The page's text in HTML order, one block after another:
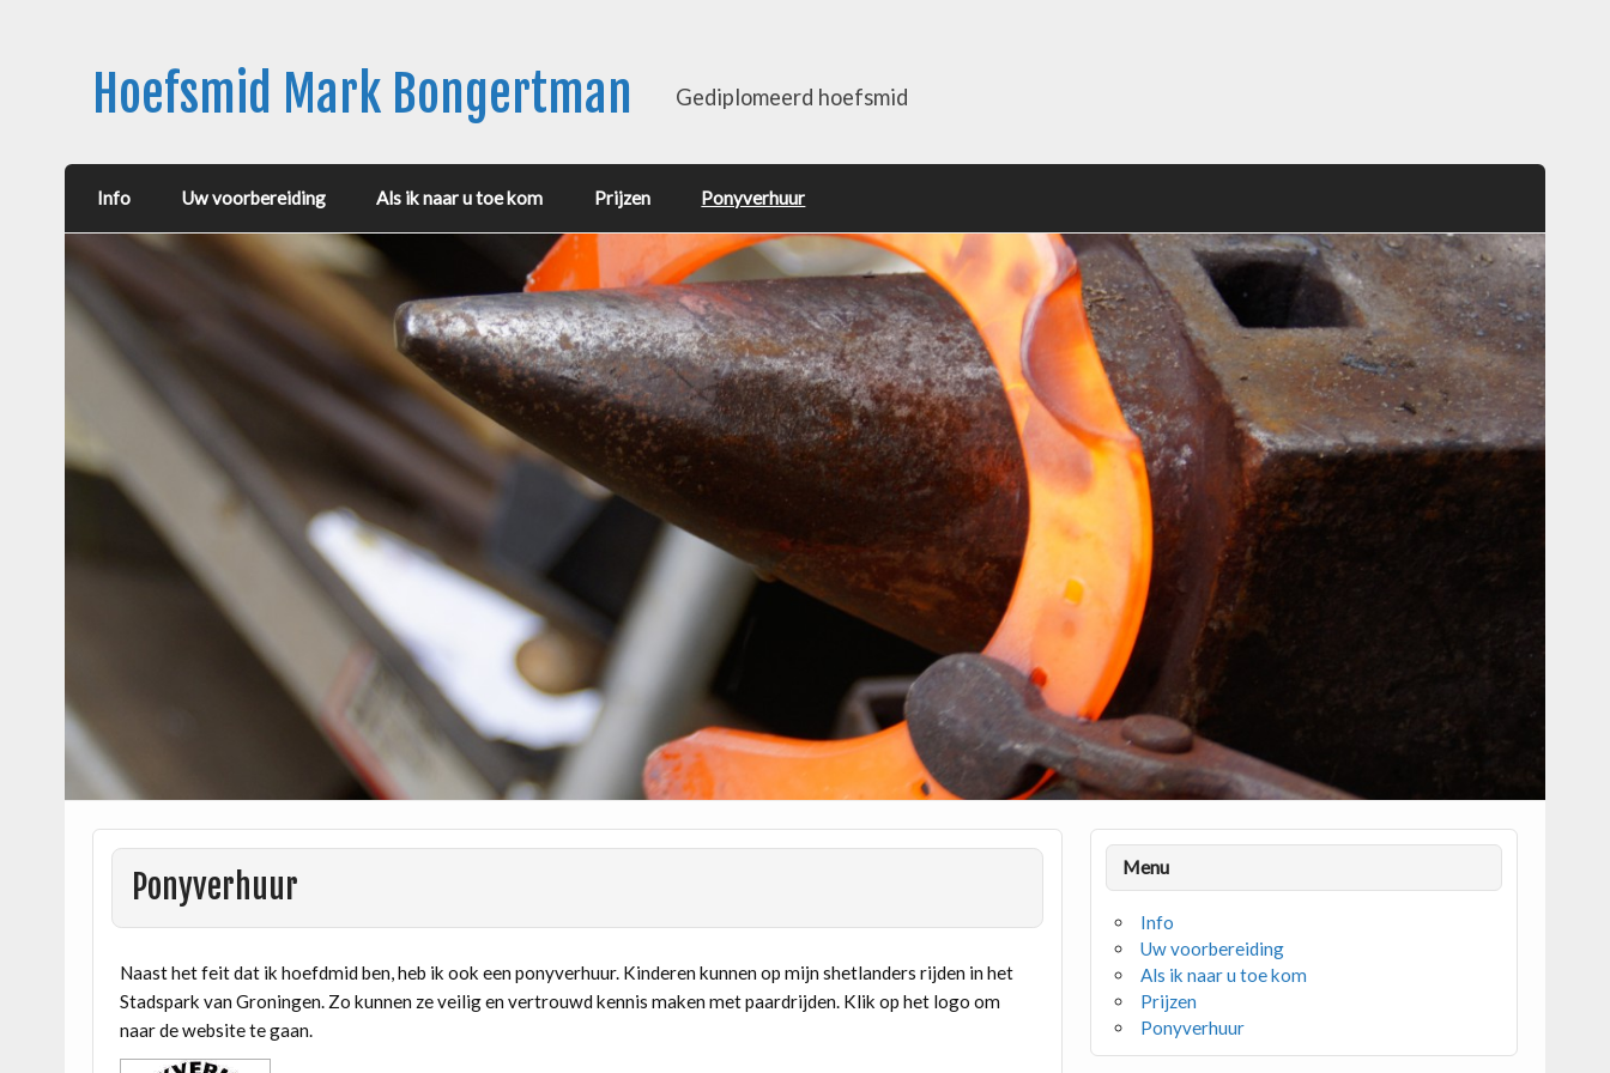
Hoefsmid Mark Bongertman Gediplomeerd hoefsmid
Info Uw voorbereiding Als ik naar u toe kom Prijzen Ponyverhuur
Ponyverhuur
Naast het feit dat ik hoefdmid ben, heb ik ook een ponyverhuur. Kinderen kunnen op mijn shetlanders rijden in het
Stadspark van Groningen. Zo kunnen ze veilig en vertrouwd kennis maken met paardrijden. Klik op het logo om
naar de website te gaan.
Menu
Info
Uw voorbereiding
Als ik naar u toe kom
Prijzen
Ponyverhuur